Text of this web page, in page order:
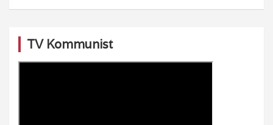
TV Kommunist